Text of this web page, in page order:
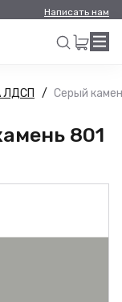
Написать нам
Искать
ЛДСП Серый
801